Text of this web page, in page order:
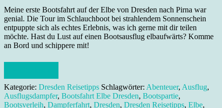
Meine erste Bootsfahrt auf der Elbe von Dresden nach Pirna war
genial. Die Tour im Schlauchboot bei strahlendem Sonnenschein
entpuppte sich als echtes Erlebnis, was ich gerne mit dir teilen
möchte. Hast du Lust auf einen Bootsausflug elbaufwärts? Komme
an Bord und schippere mit!
Kategorie: Dresden Reisetipps Schlagwörter: Abenteuer, Ausflug,
Ausflugsdampfer, Bootsfahrt Elbe Dresden, Bootspartie,
Bootsverleih, Dampferfahrt, Dresden, Dresden Reisetipps, Elbe,